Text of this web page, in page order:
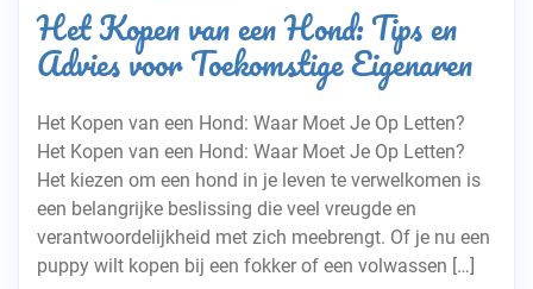
Het Kopen van een Hond: Tips en
Advies voor Toekomstige Eigenaren
Het Kopen van een Hond: Waar Moet Je Op Letten?
Het Kopen van een Hond: Waar Moet Je Op Letten?
Het kiezen om een hond in je leven te verwelkomen is
een belangrijke beslissing die veel vreugde en
verantwoordelijkheid met zich meebrengt. Of je nu een
puppy wilt kopen bij een fokker of een volwassen […]